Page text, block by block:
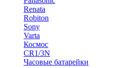
Renata
Robiton
Sony
Varta
Космос
CR1/3N
Часовые батарейки